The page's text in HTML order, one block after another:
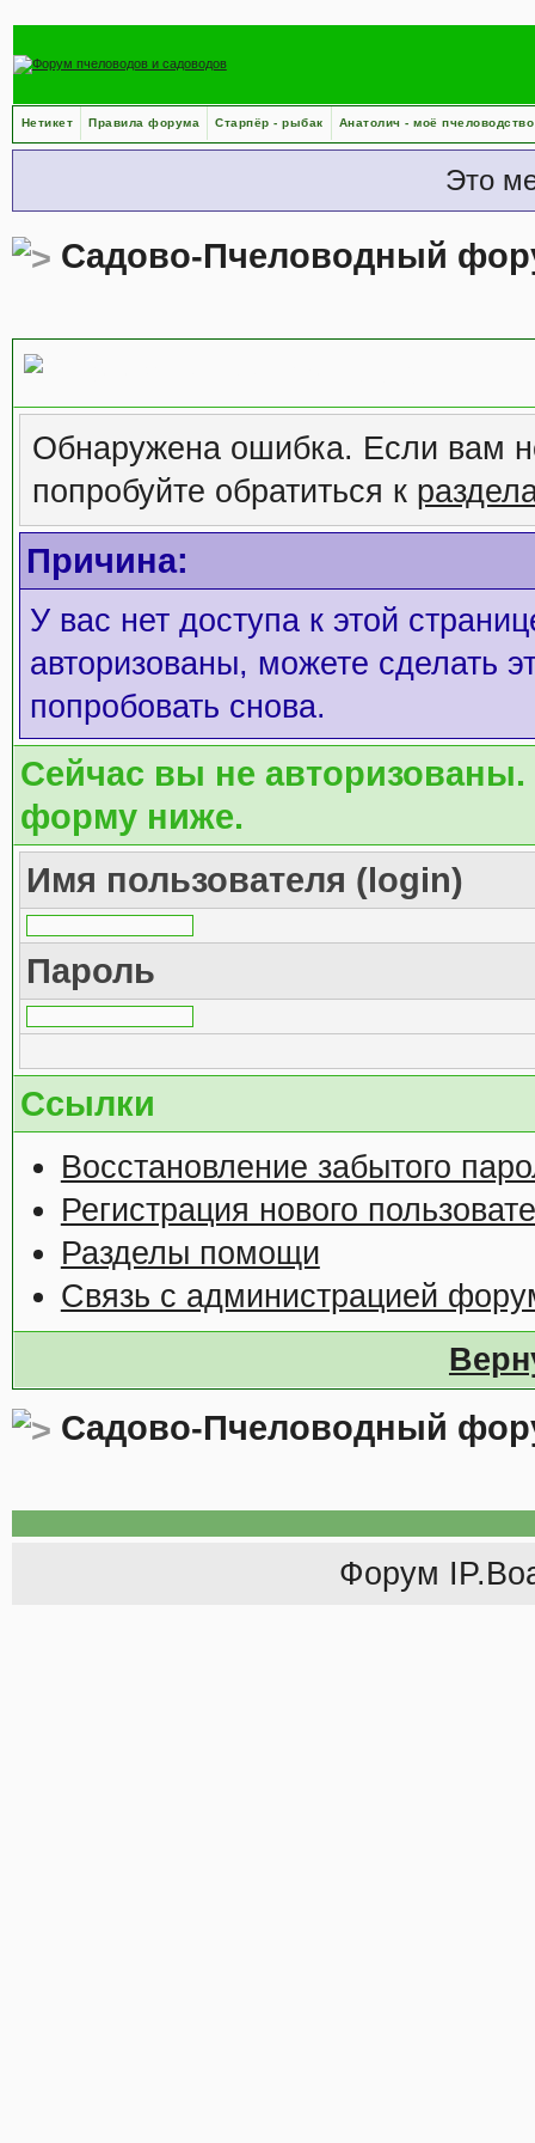
Нетикет Правила форума Старпёр - рыбак Анатолич - моё пчеловодство
Это
Садово-Пчеловодный
Обнаружена ошибка. Если вам
попробуйте обратиться к
Причина:
У вас нет доступа к этой
авторизованы, можете сделать
попробовать снова.
Сейчас вы не авторизованы.
форму ниже.
Имя пользователя (login)
Пароль
Ссылки
Восстановление забытого
Регистрация нового
Разделы помощи
Связь с администрацией
Садово-Пчеловодный
Форум